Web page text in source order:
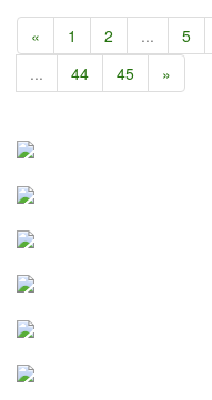
« 1 2 ... 5
...
44 45 »